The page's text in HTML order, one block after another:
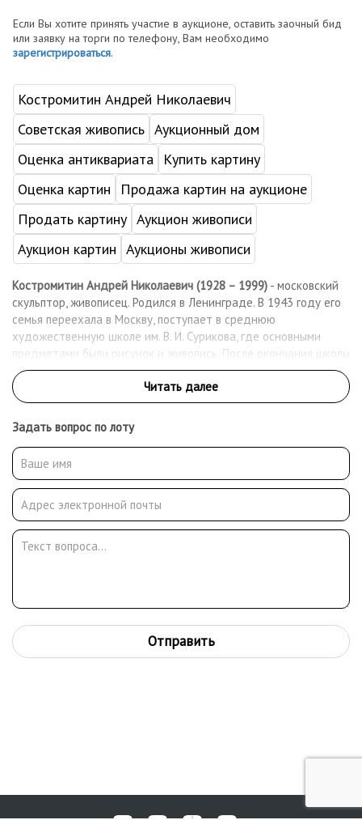
Если Вы хотите принять участие в аукционе, оставить заочный бид
или заявку на торги по телефону, Вам необходимо
зарегистрироваться.
Костромитин Андрей Николаевич
Советская живопись Аукционный дом
Оценка антиквариата
Купить картину
Оценка картин
Продажа картин на аукционе
Продать картину Аукцион живописи
Аукцион картин Аукционы живописи
Костромитин Андрей Николаевич (1928 – 1999) - московский
скульптор, живописец. Родился в Ленинграде. В 1943 году его
семья переехала в Москву, поступает в среднюю
художественную школе им. В. И. Сурикова, где основными
предметами были рисунок и живопись. После окончания школы
он поступает в Государственный художественный институт
имени В. И. Сурикова на факультет скульптуры, и в 1953 году
заканчивает его по мастерской Н. В. Томского. Сразу после
окончания института участвовал вместе со своим учителем
Н. В. Томским в оформлении Дворца культуры и науки
в Варшаве. Ранние скульптурные произведения Костромитина
посвящены дружбе народов. В 1955 году на групповой
выставке в Академии художеств СССР представил уже
не только скульптурные, но и живописные произведения.
В том же году стал членом союза художников СССР. Работы
Костромитина представлены в Государственной
Третьяковской галерее (Москва), Музее музыкальной культуры
Московском институте музыки им. А.Г. Шнитке, Серпуховском
историко-художественном музее, Государственном музее
обороны Москвы, Государственном музее истории
космонавтики им. К. Э. Циолковского (Калуга), в Доме-музее
Задать вопрос по лоту
Отправить